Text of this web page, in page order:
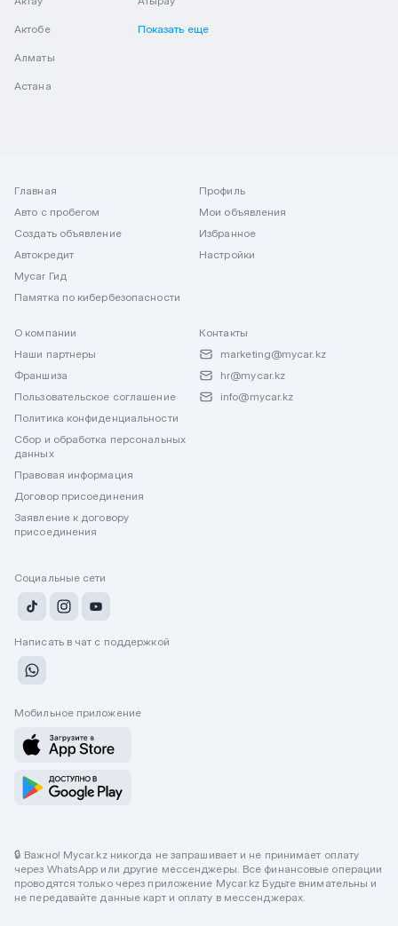
Актобе
Алматы
Астана
Показать еще
Главная
Авто с пробегом
Создать объявление
Автокредит
Mycar Гид
Памятка по кибербезопасности
Профиль
Мои объявления
Избранное
Настройки
О компании
Наши партнеры
Франшиза
Пользовательское соглашение
Политика конфиденциальности
Сбор и обработка персональных
данных
Правовая информация
Договор присоединения
Заявление к договору
присоединения
Контакты
marketing@mycar.kz
hr@mycar.kz
info@mycar.kz
Социальные сети
Написать в чат с поддержкой
Мобильное приложение
🔒 Важно! Mycar.kz никогда не запрашивает и не принимает оплату
через WhatsApp или другие мессенджеры. Все финансовые операции
проводятся только через приложение Mycar.kz Будьте внимательны и
не передавайте данные карт и оплату в мессенджерах.